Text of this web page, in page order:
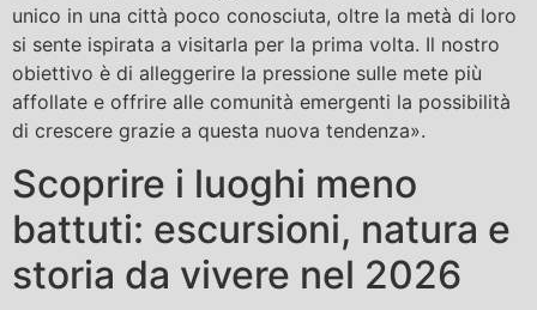
unico in una città poco conosciuta, oltre la metà di loro
si sente ispirata a visitarla per la prima volta. Il nostro
obiettivo è di alleggerire la pressione sulle mete più
affollate e offrire alle comunità emergenti la possibilità
di crescere grazie a questa nuova tendenza».
Scoprire i luoghi meno
battuti: escursioni, natura e
storia da vivere nel 2026